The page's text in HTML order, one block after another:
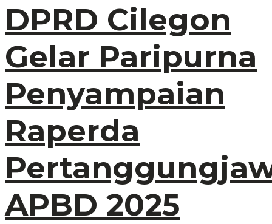
DPRD Cilegon
Gelar Paripurna
Penyampaian
Raperda
APBD 2025